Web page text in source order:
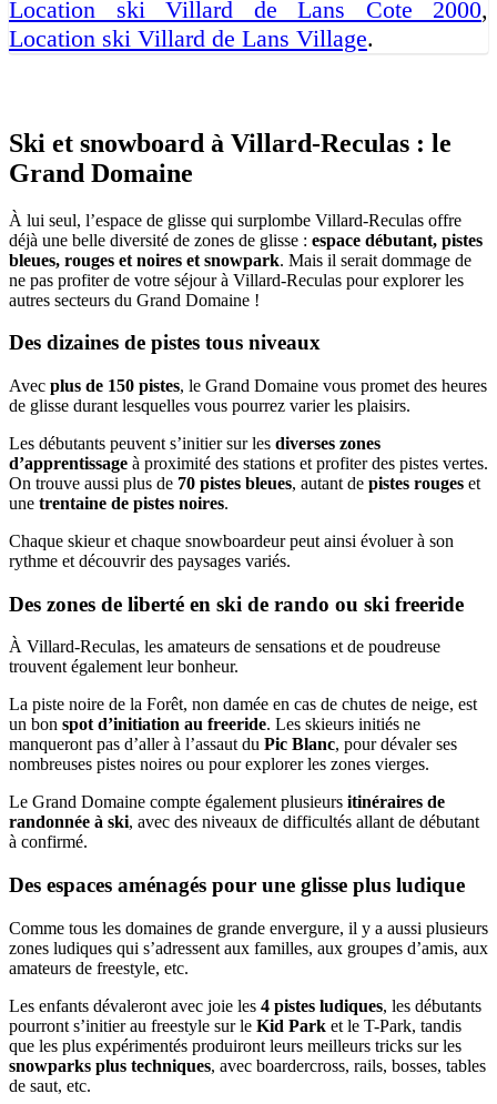
Location ski Villard de Lans Cote 2000,
Location ski Villard de Lans Village.
Ski et snowboard à Villard-Reculas : le
Grand Domaine
À lui seul, l’espace de glisse qui surplombe Villard-Reculas offre
déjà une belle diversité de zones de glisse : espace débutant, pistes
bleues, rouges et noires et snowpark. Mais il serait dommage de
ne pas profiter de votre séjour à Villard-Reculas pour explorer les
autres secteurs du Grand Domaine !
Des dizaines de pistes tous niveaux
Avec plus de 150 pistes, le Grand Domaine vous promet des heures
de glisse durant lesquelles vous pourrez varier les plaisirs.
Les débutants peuvent s’initier sur les diverses zones
d’apprentissage à proximité des stations et profiter des pistes vertes.
On trouve aussi plus de 70 pistes bleues, autant de pistes rouges et
une trentaine de pistes noires.
Chaque skieur et chaque snowboardeur peut ainsi évoluer à son
rythme et découvrir des paysages variés.
Des zones de liberté en ski de rando ou ski freeride
À Villard-Reculas, les amateurs de sensations et de poudreuse
trouvent également leur bonheur.
La piste noire de la Forêt, non damée en cas de chutes de neige, est
un bon spot d’initiation au freeride. Les skieurs initiés ne
manqueront pas d’aller à l’assaut du Pic Blanc, pour dévaler ses
nombreuses pistes noires ou pour explorer les zones vierges.
Le Grand Domaine compte également plusieurs itinéraires de
randonnée à ski, avec des niveaux de difficultés allant de débutant
à confirmé.
Des espaces aménagés pour une glisse plus ludique
Comme tous les domaines de grande envergure, il y a aussi plusieurs
zones ludiques qui s’adressent aux familles, aux groupes d’amis, aux
amateurs de freestyle, etc.
Les enfants dévaleront avec joie les 4 pistes ludiques, les débutants
pourront s’initier au freestyle sur le Kid Park et le T-Park, tandis
que les plus expérimentés produiront leurs meilleurs tricks sur les
snowparks plus techniques, avec boardercross, rails, bosses, tables
de saut, etc.